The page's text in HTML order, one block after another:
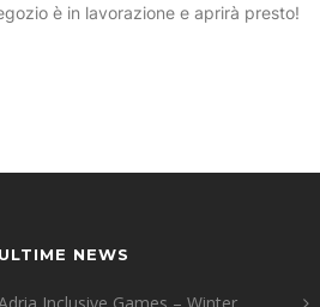
è in lavorazione e aprirà presto!
ULTIME NEWS